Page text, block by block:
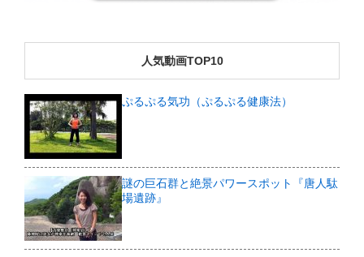
人気動画TOP10
ぷるぷる気功（ぷるぷる健康法）
謎の巨石群と絶景パワースポット『唐人駄
場遺跡』